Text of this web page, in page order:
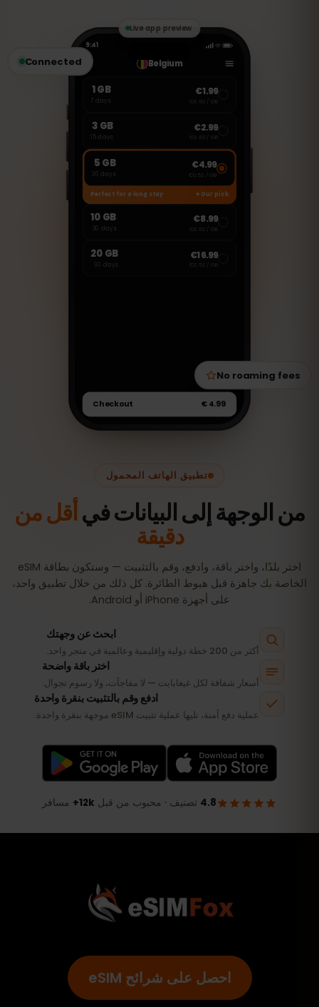
احصل على شرائح eSIM